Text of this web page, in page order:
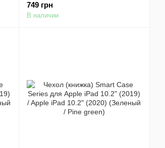
(Черный / Black)
749 грн
В наличии